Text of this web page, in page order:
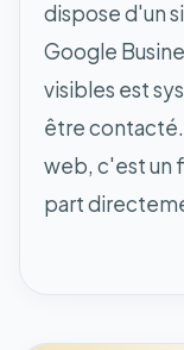
dispose d'un
Google
visibles est
être contacté.
web, c'est un
part